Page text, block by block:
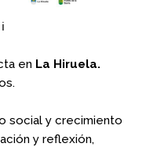
en La Hiruela.
social y crecimiento
y reflexión,